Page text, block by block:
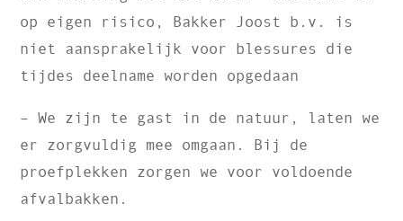
op eigen risico, Bakker Joost b.v. is
niet aansprakelijk voor blessures die
tijdes deelname worden opgedaan
– We zijn te gast in de natuur, laten we
er zorgvuldig mee omgaan. Bij de
proefplekken zorgen we voor voldoende
afvalbakken.